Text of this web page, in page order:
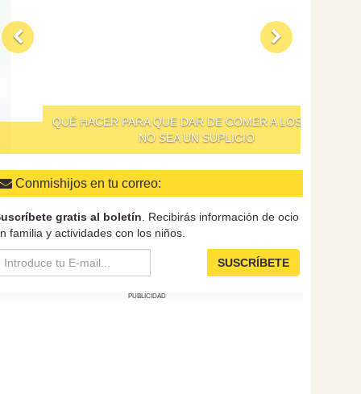
QUÉ HACER PARA QUE DAR DE COMER A LOS NIÑOS
NO SEA UN SUPLICIO
Conmishijos en tu correo:
gratis al boletín . Recibirás información de ocio
familia y actividades con los niños.
SUSCRÍBETE
PUBLICIDAD